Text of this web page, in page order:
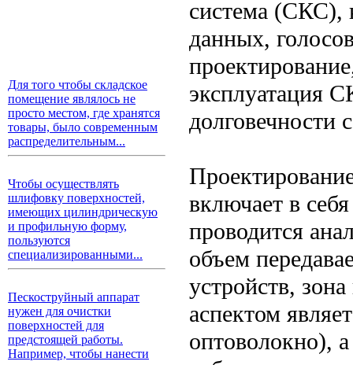
Для того чтобы складское
помещение являлось не
просто местом, где хранятся
товары, было современным
распределительным...
Чтобы осуществлять
шлифовку поверхностей,
имеющих цилиндрическую
и профильную форму,
пользуются
специализированными...
Пескоструйный аппарат
нужен для очистки
поверхностей для
предстоящей работы.
Например, чтобы нанести
система (СКС),
данных,
эксплуатация
долговечности
включает в
проводится
объем
устройств,
аспектом
оптоволокно),